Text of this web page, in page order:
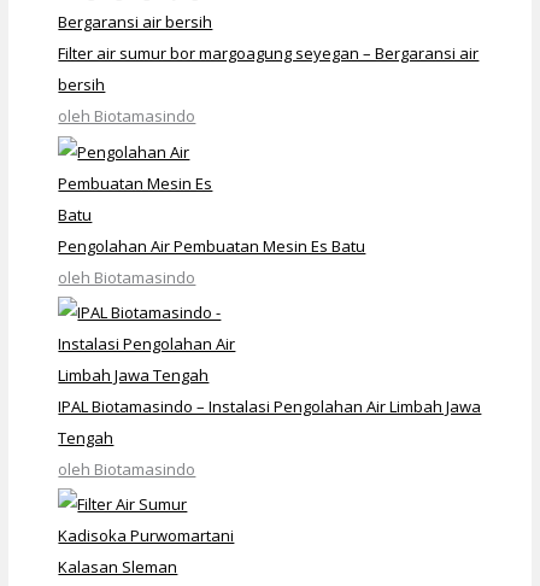
Filter air sumur bor margoagung seyegan – Bergaransi air
bersih
oleh Biotamasindo
Pengolahan Air Pembuatan Mesin Es Batu
oleh Biotamasindo
IPAL Biotamasindo – Instalasi Pengolahan Air Limbah Jawa
Tengah
oleh Biotamasindo